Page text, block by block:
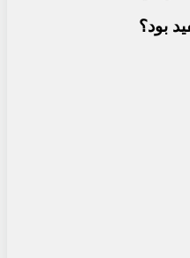
بود؟